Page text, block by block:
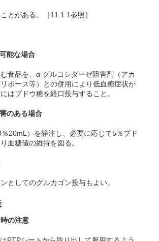
とがある。［11.1.1参照］
能な場合
食品を、α-グルコシダーゼ阻害剤（アカ
ボース等）との併用により低血糖症状が
はブドウ糖を経口投与すること。
のある場合
20mL）を静注し、必要に応じて5％ブド
血糖値の維持を図る。
としてのグルカゴン投与もよい。
の注意